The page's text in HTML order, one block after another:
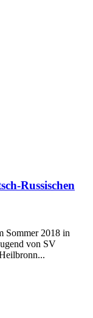
Russischen
Sommer 2018 in
von SV